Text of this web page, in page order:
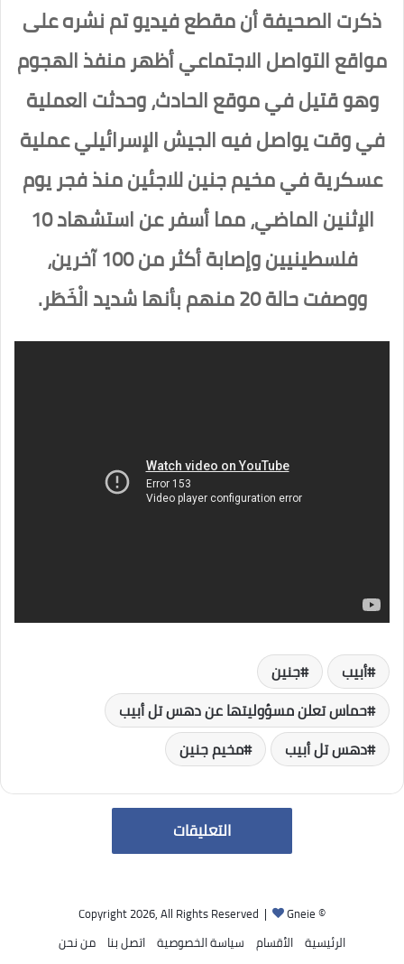
ذكرت الصحيفة أن مقطع فيديو تم نشره على
مواقع التواصل الاجتماعي أظهر منفذ الهجوم
وهو قتيل في موقع الحادث، وحدثت العملية
في وقت يواصل فيه الجيش الإسرائيلي عملية
عسكرية في مخيم جنين للاجئين منذ فجر يوم
الإثنين الماضي، مما أسفر عن استشهاد 10
فلسطينيين وإصابة أكثر من 100 آخرين،
ووصفت حالة 20 منهم بأنها شديد الْخَطَر.
أبيب
جنين
حماس تعلن مسؤوليتها عن دهس تل أبيب
دهس تل أبيب
مخيم جنين
التعليقات
© Copyright 2026, All Rights Reserved |
Gneie
الرئيسية الأقسام سياسة الخصوصية اتصل بنا من نحن